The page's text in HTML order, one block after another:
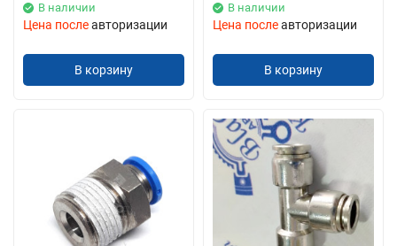
В наличии
Цена послеавторизации
В корзину
В наличии
Цена послеавторизации
В корзину